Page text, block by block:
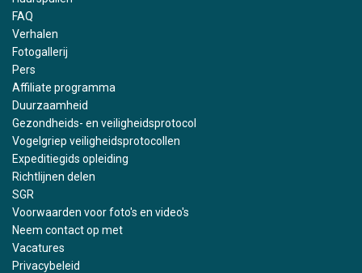
FAQ
Verhalen
Fotogallerij
Pers
Affiliate programma
Duurzaamheid
Gezondheids- en veiligheidsprotocol
Vogelgriep veiligheidsprotocollen
Expeditiegids opleiding
Richtlijnen delen
SGR
Voorwaarden voor foto's en video's
Neem contact op met
Vacatures
Privacybeleid